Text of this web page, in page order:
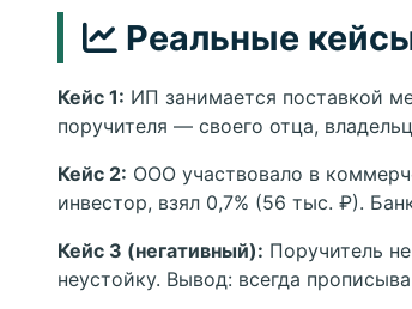
Реальные
Кейс 1: ИП занимается поставкой
поручителя — своего отца,
Кейс 2: ООО участвовало в
инвестор, взял 0,7% (56 тыс. ₽).
Кейс 3 (негативный): Поручитель
неустойку. Вывод: всегда